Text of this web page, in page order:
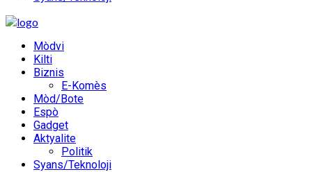
Mòdvi
Kilti
Biznis
E-Komès
Mòd/Bote
Espò
Gadget
Aktyalite
Politik
Syans/Teknoloji